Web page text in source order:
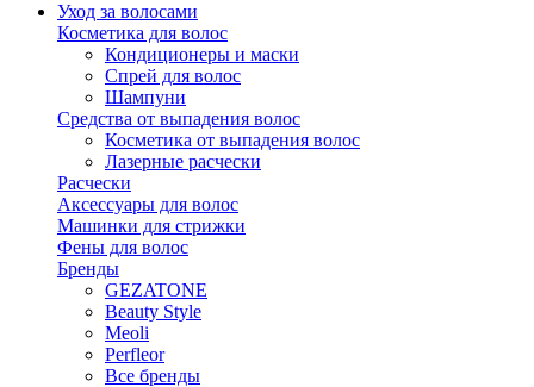
Уход за волосами
Косметика для волос
Кондиционеры и маски
Спрей для волос
Шампуни
Средства от выпадения волос
Косметика от выпадения волос
Лазерные расчески
Расчески
Аксессуары для волос
Машинки для стрижки
Фены для волос
Бренды
GEZATONE
Beauty Style
Meoli
Perfleor
Все бренды